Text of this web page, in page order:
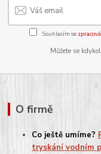
Souhlasím se
Můžete se
O firmě
Co ještě umíme?
tryskání vodním